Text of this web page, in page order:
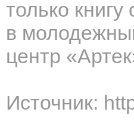
только
в
центр
Источник: